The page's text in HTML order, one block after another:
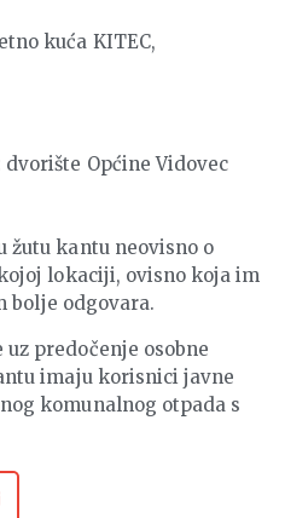
kuća KITEC,
dvorište Općine Vidovec
žutu kantu neovisno o
lokaciji, ovisno koja im
bolje odgovara.
predočenje osobne
imaju korisnici javne
komunalnog otpada s